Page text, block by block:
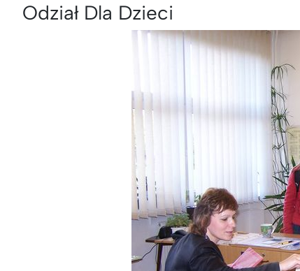
Odział Dla Dzieci